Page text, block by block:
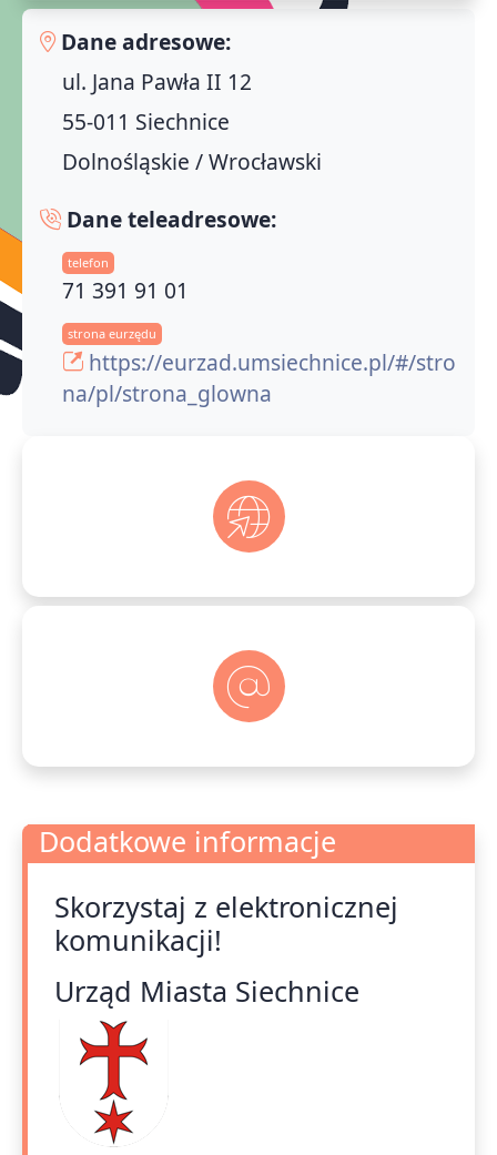
Dane adresowe:
ul. Jana Pawła II 12
55-011 Siechnice
Dolnośląskie / Wrocławski
Dane teleadresowe:
telefon
71 391 91 01
strona eurzędu
https://eurzad.umsiechnice.pl/#/stro
na/pl/strona_glowna
Dodatkowe informacje
Dodatkowe informacje
Skorzystaj z elektronicznej
komunikacji!
Urząd Miasta Siechnice